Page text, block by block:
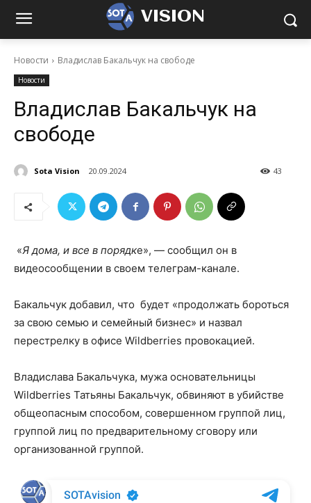
VISION
Новости Владислав Бакальчук на свободе
Новости
Владислав Бакальчук на
свободе
Sota Vision 20.09.2024 43
«Я дома, и все в порядке», — сообщил он в
видеосообщении в своем телеграм-канале.
Бакальчук добавил, что будет «продолжать бороться
за свою семью и семейный бизнес» и назвал
перестрелку в офисе Wildberries провокацией.
Владислава Бакальчука, мужа основательницы
Wildberries Татьяны Бакальчук, обвиняют в убийстве
общеопасным способом, совершенном группой лиц,
группой лиц по предварительному сговору или
организованной группой.